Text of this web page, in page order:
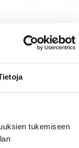
tukemiseen
toimii erinomaisena
ja